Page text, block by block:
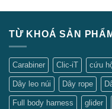
TỪ KHOÁ SẢN
Carabiner Clic-iT cứu
Dây leo núi Dây rope
Full body harness glider